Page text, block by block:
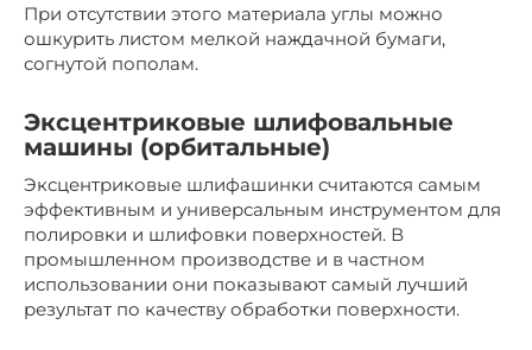
При отсутствии этого материала углы можно
ошкурить листом мелкой наждачной бумаги,
согнутой пополам.
Эксцентриковые шлифовальные
машины (орбитальные)
Эксцентриковые шлифашинки считаются самым
эффективным и универсальным инструментом для
полировки и шлифовки поверхностей. В
промышленном производстве и в частном
использовании они показывают самый лучший
результат по качеству обработки поверхности.